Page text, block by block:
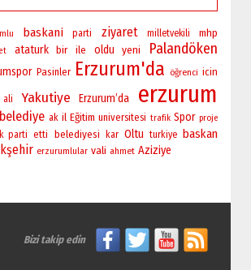
baskani parti ziyaret milletvekili mhp
ataturk bir ile oldu yeni Palandöken
Pasinler Erzurum'da öğrenci icin
ali Yakutiye Erzurum’da erzurum
belediye ak il Eğitim universitesi trafik Spor proje
parti etti belediyesi kar Oltu turkiye baskan
erzurumlular vali ahmet Aziziye
Bizi takip edin